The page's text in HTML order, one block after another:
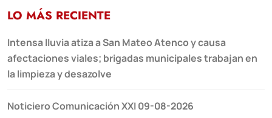
LO MÁS RECIENTE
Intensa lluvia atiza a San Mateo Atenco y causa
afectaciones viales; brigadas municipales trabajan en
la limpieza y desazolve
Noticiero Comunicación XXI 09-08-2026